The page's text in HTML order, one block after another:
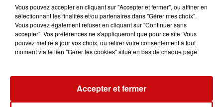
Mulhouse : un homme condamné à
trois mois de prison avec sursis...
la 77e Foire aux vins de Colmar
ouvre ses portes pendant 10 jours
Vous pouvez accepter en cliquant sur "Accepter et fermer", ou affiner en
sélectionnant les finalités et/ou partenaires dans "Gérer mes choix".
Vous pouvez également refuser en cliquant sur "Continuer sans
accepter". Vos préférences ne s'appliqueront que pour ce site. Vous
pouvez mettre à jour vos choix, ou retirer votre consentement à tout
moment via le lien "Gérer les cookies" situé en bas de chaque page.
Accepter et fermer